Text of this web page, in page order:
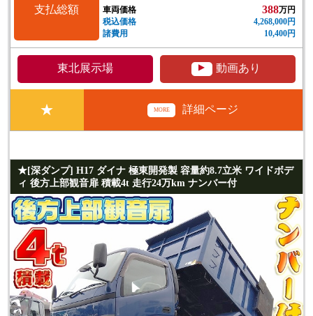
支払総額 車両価格 388万円
税込価格
4,268,000円
諸費用
10,400円
東北展示場 ▲ 動画あり
★ MORE 詳細ページ
★[深ダンプ] H17 ダイナ 極東開発製 容量約8.7立米 ワイドボデ
ィ 後方上部観音扉 積載4t 走行24万km ナンバー付